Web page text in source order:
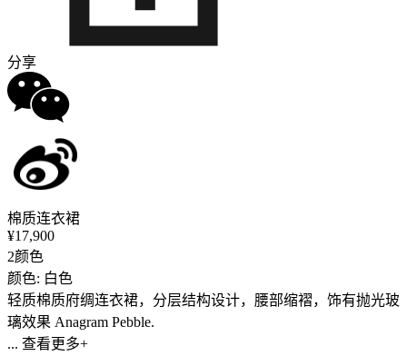
分享
棉质连衣裙
¥17,900
2颜色
颜色: 白色
轻质棉质府绸连衣裙，分层结构设计，腰部缩褶，饰有抛光玻
璃效果 Anagram Pebble.
... 查看更多+